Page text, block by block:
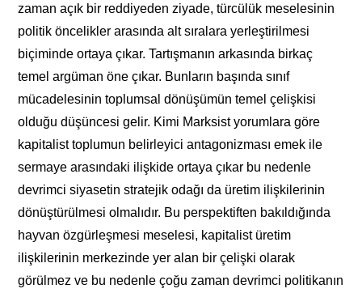
zaman açık bir reddiyeden ziyade, türcülük meselesinin
politik öncelikler arasında alt sıralara yerleştirilmesi
biçiminde ortaya çıkar. Tartışmanın arkasında birkaç
temel argüman öne çıkar. Bunların başında sınıf
mücadelesinin toplumsal dönüşümün temel çelişkisi
olduğu düşüncesi gelir. Kimi Marksist yorumlara göre
kapitalist toplumun belirleyici antagonizması emek ile
sermaye arasındaki ilişkide ortaya çıkar bu nedenle
devrimci siyasetin stratejik odağı da üretim ilişkilerinin
dönüştürülmesi olmalıdır. Bu perspektiften bakıldığında
hayvan özgürleşmesi meselesi, kapitalist üretim
ilişkilerinin merkezinde yer alan bir çelişki olarak
görülmez ve bu nedenle çoğu zaman devrimci politikanın